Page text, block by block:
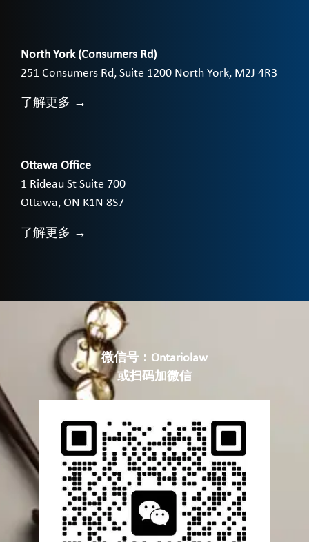
North York (Consumers Rd)
251 Consumers Rd, Suite 1200 North York, M2J 4R3
了解更多 →
Ottawa Office
1 Rideau St Suite 700
Ottawa, ON K1N 8S7
了解更多 →
微信号：Ontariolaw
或扫码加微信